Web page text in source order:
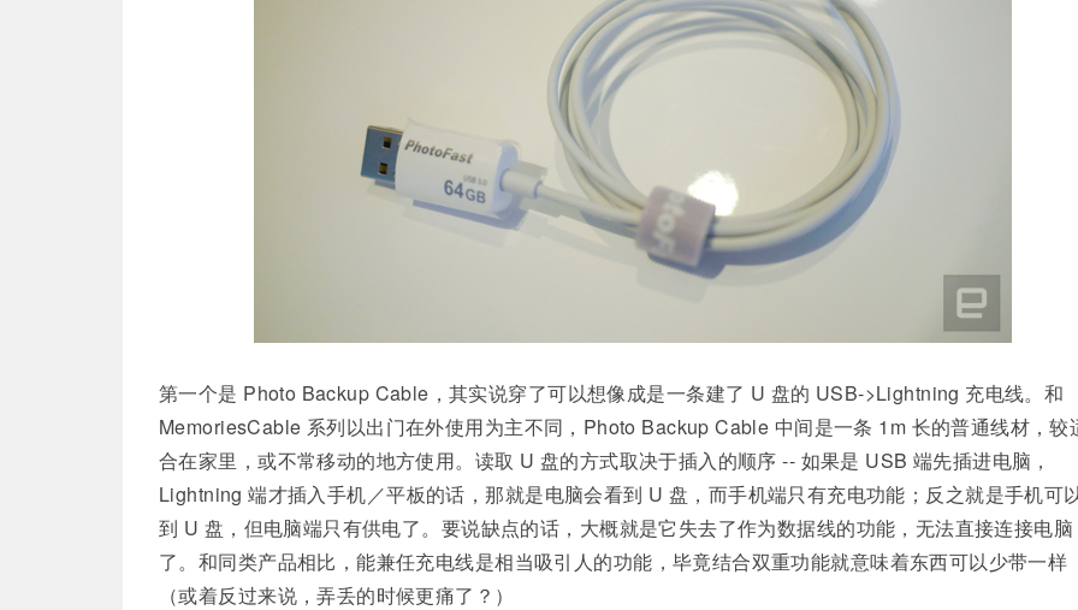
第一个是 Photo Backup Cable，其实说穿了可以想像成是一条建了 U 盘的 USB->Lightning 充电线。和
MemoriesCable 系列以出门在外使用为主不同，Photo Backup Cable 中间是一条 1m 长的普通线材，较
合在家里，或不常移动的地方使用。读取 U 盘的方式取决于插入的顺序 -- 如果是 USB 端先插进电脑，
Lightning 端才插入手机／平板的话，那就是电脑会看到 U 盘，而手机端只有充电功能；反之就是手机可
到 U 盘，但电脑端只有供电了。要说缺点的话，大概就是它失去了作为数据线的功能，无法直接连接电脑
了。和同类产品相比，能兼任充电线是相当吸引人的功能，毕竟结合双重功能就意味着东西可以少带一样
（或着反过来说，弄丢的时候更痛了？）